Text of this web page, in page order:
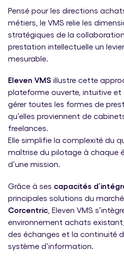
Pensé pour les directions
métiers, le VMS relie les
stratégiques de la
prestation intellectuelle un
mesurable.
Eleven VMS illustre cette
plateforme ouverte, intuitive
gérer toutes les formes de
qu’elles proviennent de
freelances.
Elle simplifie la complexité du
maîtrise du pilotage à chaque
d’une mission.
Grâce à ses capacités
principales solutions du
Corcentric , Eleven VMS
environnement achats
des échanges et la continuité
système d’information.